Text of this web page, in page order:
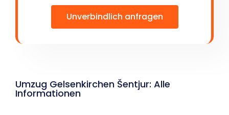
Unverbindlich anfragen
Umzug Gelsenkirchen Šentjur: Alle
Informationen